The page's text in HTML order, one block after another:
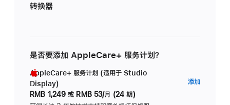
转换器
是否要添加 AppleCare+ 服务计划？
AppleCare+ 服务计划 (适用于 Studio
Display)
RMB 1,249 或 RMB 53/月 (24 期)
添加